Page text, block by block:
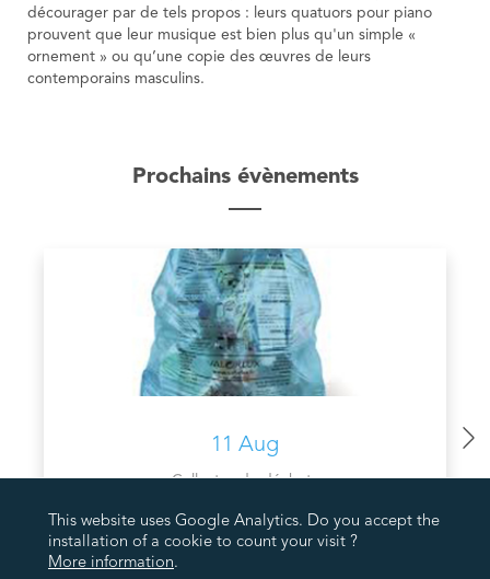
décourager par de tels propos : leurs quatuors pour piano
prouvent que leur musique est bien plus qu'un simple «
ornement » ou qu’une copie des œuvres de leurs
contemporains masculins.
Prochains évènements
11 Aug
Collectes de déchets
This website uses Google Analytics. Do you accept the
installation of a cookie to count your visit ?
More information.